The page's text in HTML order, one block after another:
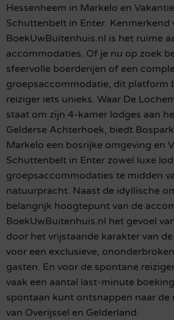
Hessenheem in Markelo en
Schuttenbelt in Enter. Kenmerkend
BoekUwBuitenhuis.nl is het ruime
accommodaties. Of je nu op zoek
sfeervolle boerderijen of een
groepsaccommodatie, dit platform
reiziger iets unieks. Waar De
staat om zijn 4-kamer lodges aan
Gelderse Achterhoek, biedt
Markelo een bosrijke omgeving en
Schuttenbelt in Enter zowel luxe
groepsaccommodaties te midden
natuurpracht. Naast de idyllische
belangrijk hoogtepunt van de
BoekUwBuitenhuis.nl het gevoel
door het vrijstaande karakter van
voor een exclusieve,
gasten. En voor de spontane
vaak een aantal last-minute
spontaan kunt ontsnappen naar de
van Overijssel en Gelderland.